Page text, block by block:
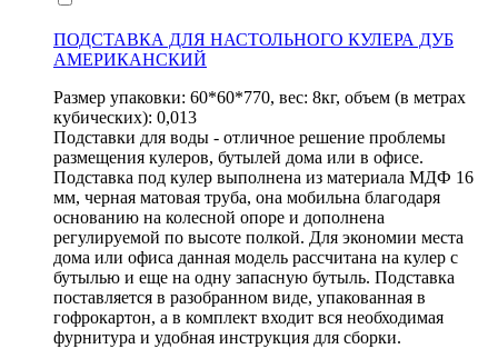
ПОДСТАВКА ДЛЯ НАСТОЛЬНОГО КУЛЕРА ДУБ
АМЕРИКАНСКИЙ
Размер упаковки: 60*60*770, вес: 8кг, объем (в метрах
кубических): 0,013
Подставки для воды - отличное решение проблемы
размещения кулеров, бутылей дома или в офисе.
Подставка под кулер выполнена из материала МДФ 16
мм, черная матовая труба, она мобильна благодаря
основанию на колесной опоре и дополнена
регулируемой по высоте полкой. Для экономии места
дома или офиса данная модель рассчитана на кулер с
бутылью и еще на одну запасную бутыль. Подставка
поставляется в разобранном виде, упакованная в
гофрокартон, а в комплект входит вся необходимая
фурнитура и удобная инструкция для сборки.